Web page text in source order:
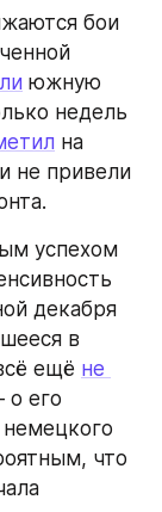
бои
южную
недель
на
не привели
успехом
декабря
в
ещё не
о его
что